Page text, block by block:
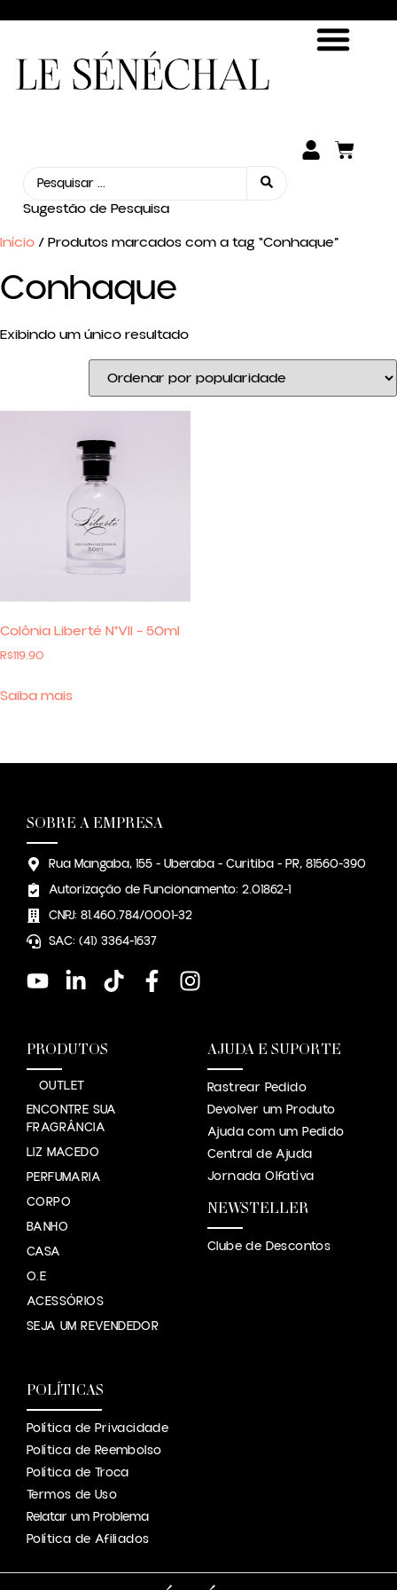
Sugestão de Pesquisa
Início/ Produtos marcados com a tag “Conhaque”
Conhaque
Exibindo um único resultado
Colônia Liberté N°VII – 50ml
R$119.90
Saiba mais
SOBRE A EMPRESA
Rua Mangaba, 155 - Uberaba - Curitiba - PR, 81560-390
Autorização de Funcionamento: 2.01862-1
CNPJ: 81.460.784/0001-32
SAC: (41) 3364-1637
PRODUTOS
OUTLET
ENCONTRE SUA
FRAGRÂNCIA
LIZ MACEDO
PERFUMARIA
CORPO
BANHO
CASA
O.E
ACESSÓRIOS
SEJA UM REVENDEDOR
AJUDA E SUPORTE
Rastrear Pedido
Devolver um Produto
Ajuda com um Pedido
Central de Ajuda
Jornada Olfatíva
NEWSTELLER
Clube de Descontos
POLÍTICAS
Política de Privacidade
Política de Reembolso
Política de Troca
Termos de Uso
Relatar um Problema
Política de Afiliados